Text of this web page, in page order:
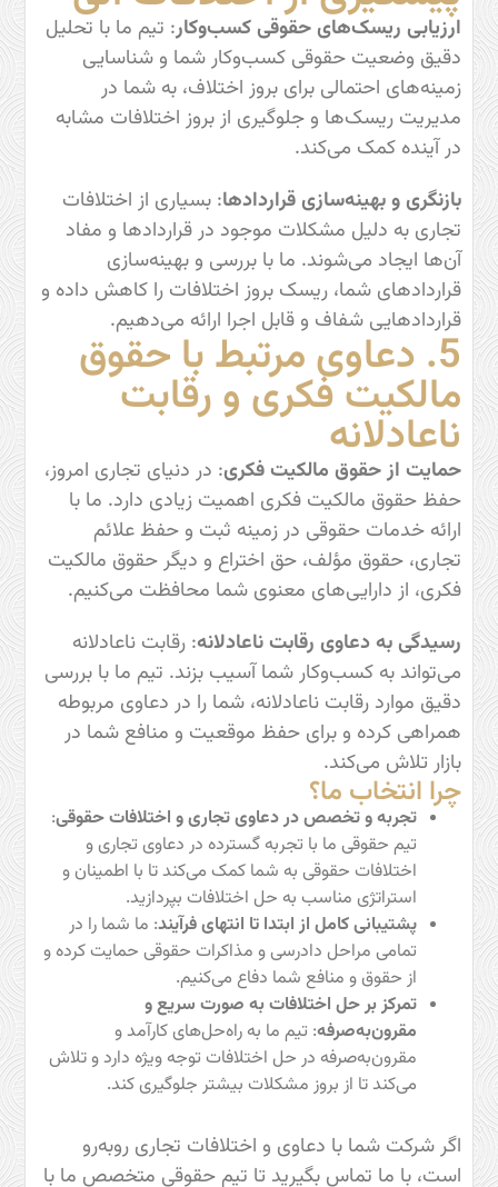
ارزیابی ریسک‌های حقوقی کسب‌وکار: تیم ما با تحلیل
دقیق وضعیت حقوقی کسب‌وکار شما و شناسایی
زمینه‌های احتمالی برای بروز اختلاف، به شما در
مدیریت ریسک‌ها و جلوگیری از بروز اختلافات مشابه
در آینده کمک می‌کند.
بازنگری و بهینه‌سازی قراردادها: بسیاری از اختلافات
تجاری به دلیل مشکلات موجود در قراردادها و مفاد
آن‌ها ایجاد می‌شوند. ما با بررسی و بهینه‌سازی
قراردادهای شما، ریسک بروز اختلافات را کاهش داده و
قراردادهایی شفاف و قابل اجرا ارائه می‌دهیم.
5. دعاوی مرتبط با حقوق
مالکیت فکری و رقابت
ناعادلانه
حمایت از حقوق مالکیت فکری: در دنیای تجاری امروز،
حفظ حقوق مالکیت فکری اهمیت زیادی دارد. ما با
ارائه خدمات حقوقی در زمینه ثبت و حفظ علائم
تجاری، حقوق مؤلف، حق اختراع و دیگر حقوق مالکیت
فکری، از دارایی‌های معنوی شما محافظت می‌کنیم.
رسیدگی به دعاوی رقابت ناعادلانه: رقابت ناعادلانه
می‌تواند به کسب‌وکار شما آسیب بزند. تیم ما با بررسی
دقیق موارد رقابت ناعادلانه، شما را در دعاوی مربوطه
همراهی کرده و برای حفظ موقعیت و منافع شما در
بازار تلاش می‌کند.
چرا انتخاب ما؟
تجربه و تخصص در دعاوی تجاری و اختلافات حقوقی:
تیم حقوقی ما با تجربه گسترده در دعاوی تجاری و
اختلافات حقوقی به شما کمک می‌کند تا با اطمینان و
استراتژی مناسب به حل اختلافات بپردازید.
پشتیبانی کامل از ابتدا تا انتهای فرآیند: ما شما را در
تمامی مراحل دادرسی و مذاکرات حقوقی حمایت کرده و
از حقوق و منافع شما دفاع می‌کنیم.
تمرکز بر حل اختلافات به صورت سریع و
مقرون‌به‌صرفه: تیم ما به راه‌حل‌های کارآمد و
مقرون‌به‌صرفه در حل اختلافات توجه ویژه دارد و تلاش
می‌کند تا از بروز مشکلات بیشتر جلوگیری کند.
اگر شرکت شما با دعاوی و اختلافات تجاری روبه‌رو
است، با ما تماس بگیرید تا تیم حقوقی متخصص ما با